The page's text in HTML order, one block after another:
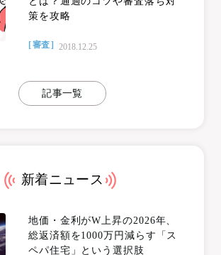
策を攻略
[ 審査 ] 2018.12.25
記事一覧
新着ニュース
地価・金利がW上昇の2026年、
総返済額を1000万円減らす「ス
ペパ住宅」という選択肢